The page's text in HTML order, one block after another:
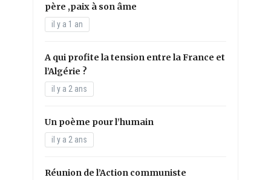
père ,paix à son âme
il y a 1 an
A qui profite la tension entre la France et
l’Algérie ?
il y a 2 ans
Un poème pour l’humain
il y a 2 ans
Réunion de l’Action communiste